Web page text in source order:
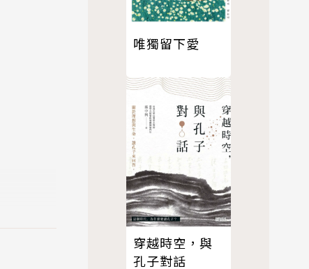
唯獨留下愛
穿越時空，與
孔子對話